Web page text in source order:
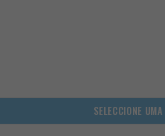
SELECCIONE